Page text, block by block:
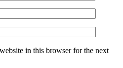
in this browser for the next